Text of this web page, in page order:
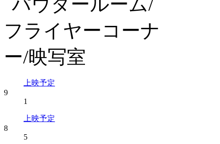
上映予定
9
1
上映予定
8
5